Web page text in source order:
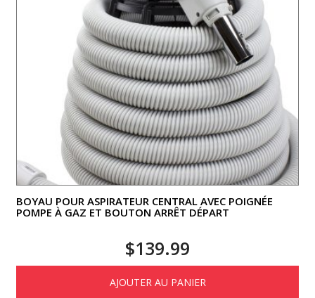
BOYAU POUR ASPIRATEUR CENTRAL AVEC POIGNÉE
POMPE À GAZ ET BOUTON ARRÊT DÉPART
$139.99
AJOUTER AU PANIER